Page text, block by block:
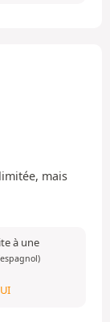
mais
à une